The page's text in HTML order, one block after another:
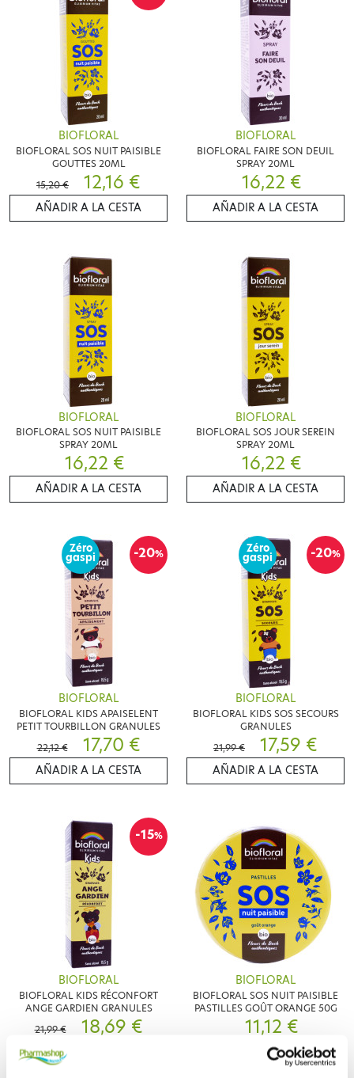
BIOFLORAL
BIOFLORAL SOS NUIT PAISIBLE
GOUTTES 20ML
15,20 €
12,16 €
AÑADIR A LA CESTA
BIOFLORAL
BIOFLORAL FAIRE SON DEUIL
SPRAY 20ML
16,22 €
AÑADIR A LA CESTA
BIOFLORAL
BIOFLORAL SOS NUIT PAISIBLE
SPRAY 20ML
16,22 €
AÑADIR A LA CESTA
BIOFLORAL
BIOFLORAL SOS JOUR SEREIN
SPRAY 20ML
16,22 €
AÑADIR A LA CESTA
-20%
Zéro
gaspi
BIOFLORAL
BIOFLORAL KIDS APAISELENT
PETIT TOURBILLON GRANULES
22,12 €
17,70 €
AÑADIR A LA CESTA
-20%
Zéro
gaspi
BIOFLORAL
BIOFLORAL KIDS SOS SECOURS
GRANULES
21,99 €
17,59 €
AÑADIR A LA CESTA
-15%
BIOFLORAL
BIOFLORAL KIDS RÉCONFORT
ANGE GARDIEN GRANULES
21,99 €
18,69 €
AÑADIR A LA CESTA
BIOFLORAL
BIOFLORAL SOS NUIT PAISIBLE
PASTILLES GOÛT ORANGE 50G
11,12 €
AÑADIR A LA CESTA